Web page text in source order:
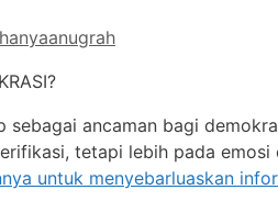
hanyaanugrah
sebagai ancaman bagi
tetapi lebih pada emosi
untuk menyebarluaskan